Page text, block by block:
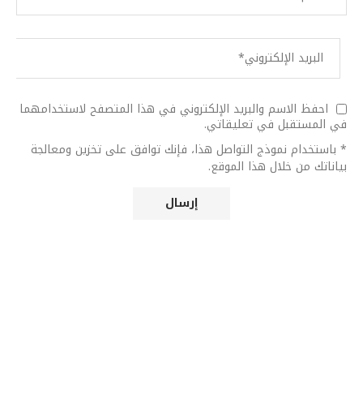
احفظ الاسم والبريد الإلكتروني في هذا المتصفح لاستخدامهما
في المستقبل في تعليقاتي.
* باستخدام نموذج التواصل هذا، فإنك توافق على تخزين ومعالجة
بياناتك من خلال هذا الموقع.